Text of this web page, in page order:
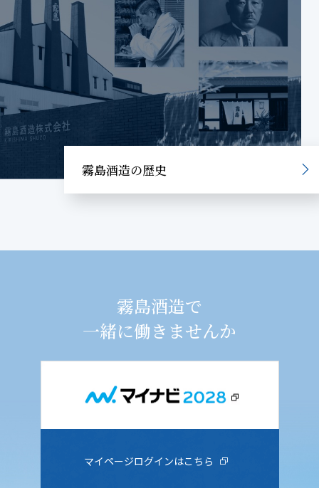
霧島酒造の歴史
霧島酒造で
一緒に働きませんか
マイページログインはこちら